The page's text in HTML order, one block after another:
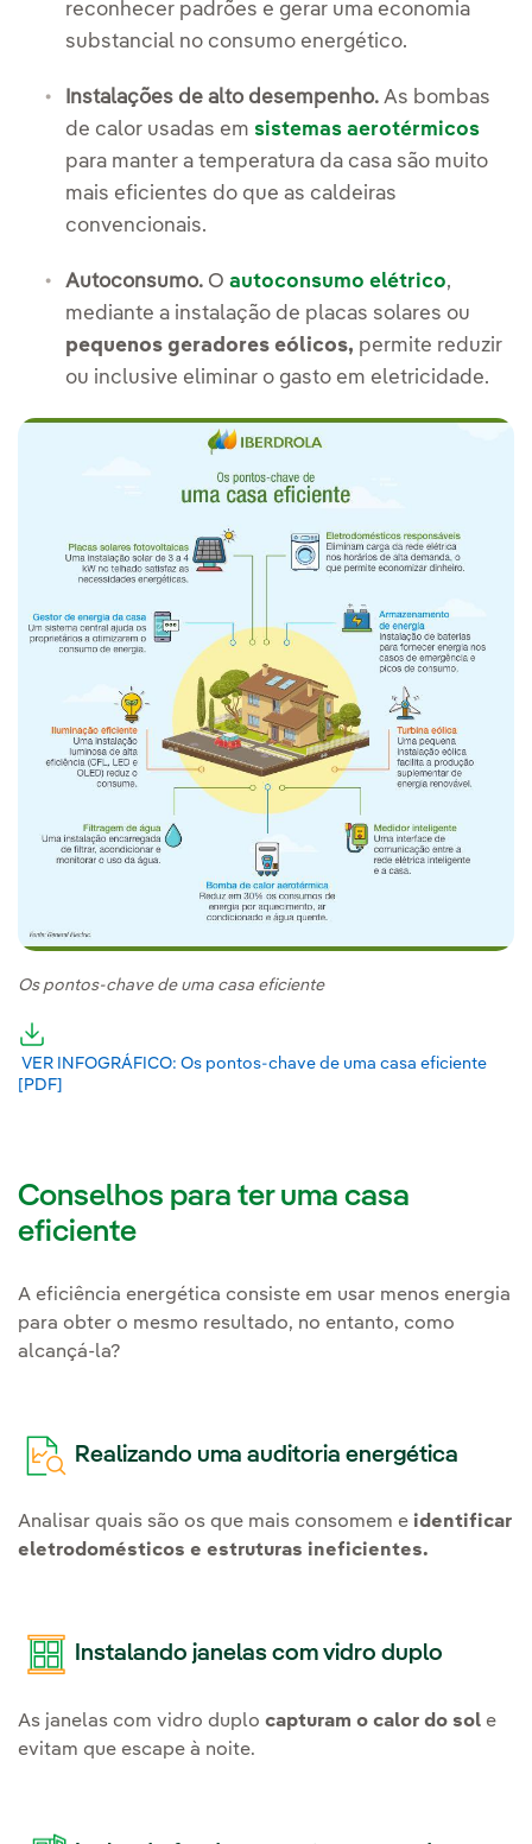
reconhecer padrões e gerar uma economia
substancial no consumo energético.
Instalações de alto desempenho. As bombas
de calor usadas em sistemas aerotérmicos
para manter a temperatura da casa são muito
mais eficientes do que as caldeiras
convencionais.
Autoconsumo. O autoconsumo elétrico,
mediante a instalação de placas solares ou
pequenos geradores eólicos, permite reduzir
ou inclusive eliminar o gasto em eletricidade.
Os pontos-chave de uma casa eficiente
Link externo, abra em uma nova aba.
VER INFOGRÁFICO: Os pontos-chave de uma casa eficiente
[PDF]
Conselhos para ter uma casa
eficiente
A eficiência energética consiste em usar menos energia
para obter o mesmo resultado, no entanto, como
alcançá-la?
Realizando uma auditoria energética
Analisar quais são os que mais consomem e identificar
eletrodomésticos e estruturas ineficientes.
Instalando janelas com vidro duplo
As janelas com vidro duplo capturam o calor do sol e
evitam que escape à noite.